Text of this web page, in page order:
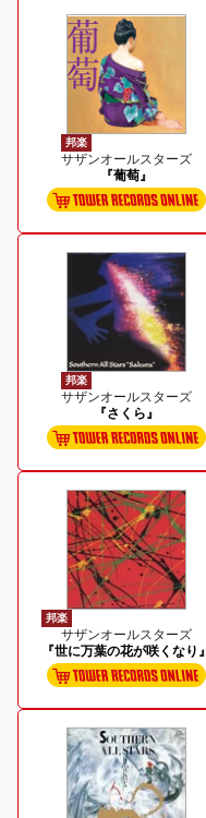
邦楽
サザンオールスターズ
『葡萄』
邦楽
サザンオールスターズ
『さくら』
邦楽
サザンオールスターズ
『世に万葉の花が咲くなり』